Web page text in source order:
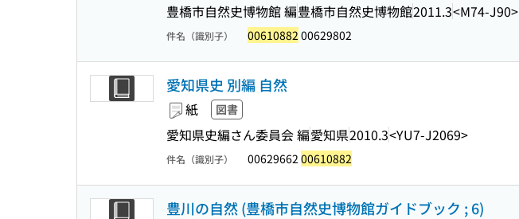
豊橋市自然史博物館 編豊橋市自然史博物館2011.3<M74-J90>
件名（識別子） 00610882 00629802
愛知県史 別編 自然
紙 図書
愛知県史編さん委員会 編愛知県2010.3<YU7-J2069>
件名（識別子） 00629662 00610882
豊川の自然 (豊橋市自然史博物館ガイドブック ; 6)